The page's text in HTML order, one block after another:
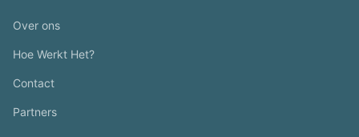
Over ons
Hoe Werkt Het?
Contact
Partners